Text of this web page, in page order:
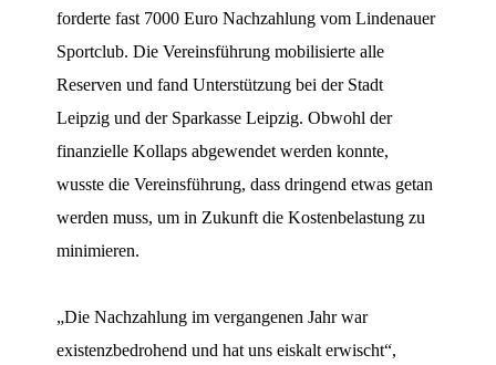
forderte fast 7000 Euro Nachzahlung vom Lindenauer
Sportclub. Die Vereinsführung mobilisierte alle
Reserven und fand Unterstützung bei der Stadt
Leipzig und der Sparkasse Leipzig. Obwohl der
finanzielle Kollaps abgewendet werden konnte,
wusste die Vereinsführung, dass dringend etwas getan
werden muss, um in Zukunft die Kostenbelastung zu
minimieren.
„Die Nachzahlung im vergangenen Jahr war
existenzbedrohend und hat uns eiskalt erwischt“,